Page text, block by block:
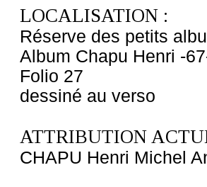
LOCALISATION :
Réserve des petits
Album Chapu Henri -
Folio 27
dessiné au verso
ATTRIBUTION
CHAPU Henri Michel